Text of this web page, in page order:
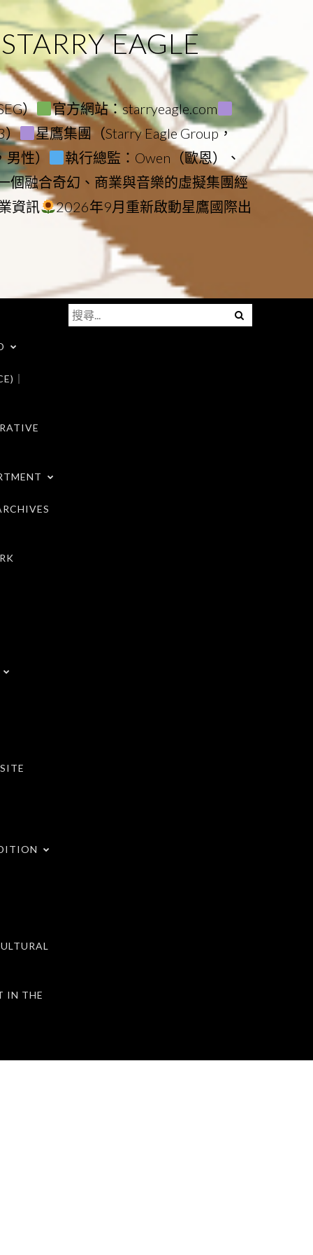
EAGLE
）
官方網站：starryeagle.com
）
星鷹集團（Starry Eagle Group，
性）
執行總監：Owen（歐恩）、
個融合奇幻、商業與音樂的虛擬集團經
資訊
2026年9月重新啟動星鷹國際出
｜
IN THE
Menu
搜
尋